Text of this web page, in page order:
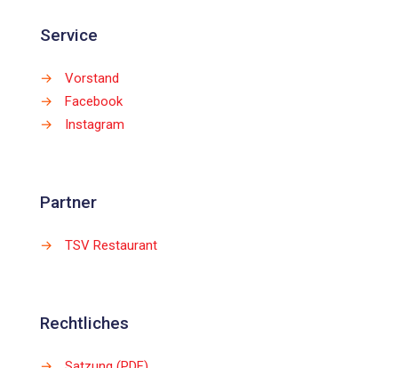
Service
→
Vorstand
→
Facebook
→
Instagram
Partner
→ TSV Restaurant
Rechtliches